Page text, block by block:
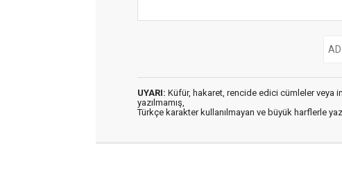
UYARI: Küfür, hakaret, rencide edici cümleler veya
yazılmamış,
Türkçe karakter kullanılmayan ve büyük harflerle